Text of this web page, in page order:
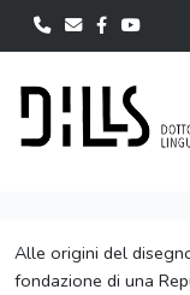
Alle origini del
fondazione di una